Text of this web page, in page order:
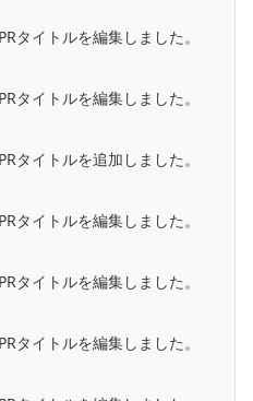
タイトルを編集しました。
タイトルを編集しました。
タイトルを追加しました。
タイトルを編集しました。
タイトルを編集しました。
タイトルを編集しました。